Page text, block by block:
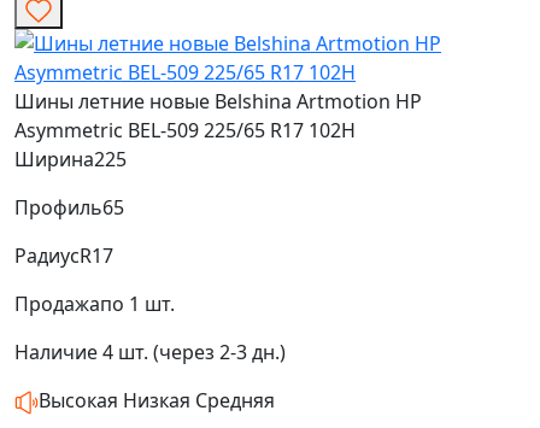
Шины летние новые Belshina Artmotion HP
Asymmetric BEL-509 225/65 R17 102H
Ширина225
Профиль65
РадиусR17
Продажапо 1 шт.
Наличие4 шт. (через 2-3 дн.)
Высокая Низкая Средняя